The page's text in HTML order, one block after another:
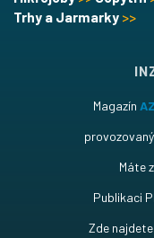
Trhy a Jarmarky >>
Magazín
Máte
Publikaci
Zde